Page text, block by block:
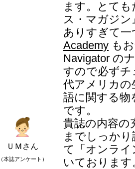
ます。とて
ス・マガジ
ありすぎて
Academy も
Navigator の
すので必ずチ
代アメリカの
語に関する物
です。
ＵＭさん
（本誌アンケート）
貴誌の内容の
までしっか
て「オンラ
いておりま